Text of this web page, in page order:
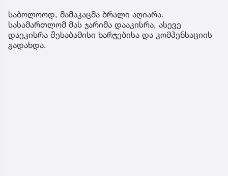
საბოლოოდ, მამაკაცმა ბრალი აღიარა.
სასამართლომ მას ჯარიმა დააკისრა, ასევე
დაეკისრა შესაბამისი ხარჯებისა და კომპენსაციის
გადახდა.